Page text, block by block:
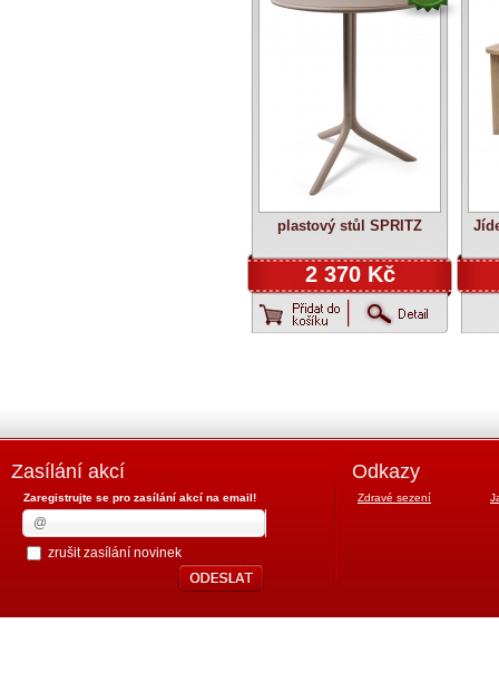
plastový stůl SPRITZ
2 370 Kč
Zasílání akcí
Zaregistrujte se pro zasílání akcí na email!
zrušit zasílání novinek
Odkazy
Zdravé sezení